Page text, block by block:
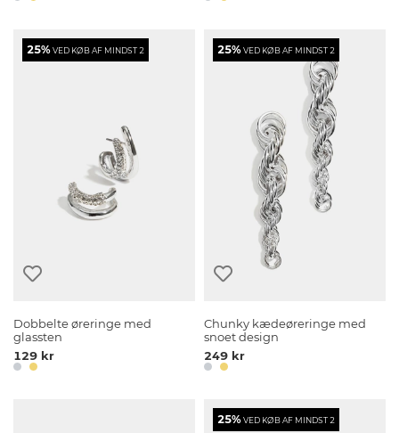
25%VED KØB AF MINDST 2
Dobbelte øreringe med
glassten
129 kr
25%VED KØB AF MINDST 2
Chunky kædeøreringe med
snoet design
249 kr
25%VED KØB AF MINDST 2